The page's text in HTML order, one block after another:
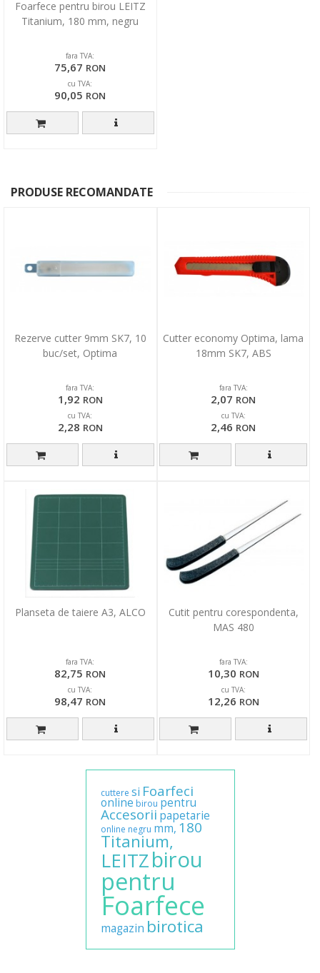
Foarfece pentru birou LEITZ
Titanium, 180 mm, negru
fara TVA:
75,67 RON
cu TVA:
90,05 RON
PRODUSE RECOMANDATE
Rezerve cutter 9mm SK7, 10
buc/set, Optima
fara TVA:
1,92 RON
cu TVA:
2,28 RON
Cutter economy Optima, lama
18mm SK7, ABS
fara TVA:
2,07 RON
cu TVA:
2,46 RON
Planseta de taiere A3, ALCO
fara TVA:
82,75 RON
cu TVA:
98,47 RON
Cutit pentru corespondenta,
MAS 480
fara TVA:
10,30 RON
cu TVA:
12,26 RON
cuttere si Foarfeci
online birou pentru
Accesorii papetarie
online negru mm, 180
Titanium,
LEITZbirou
pentru
Foarfece
magazin birotica